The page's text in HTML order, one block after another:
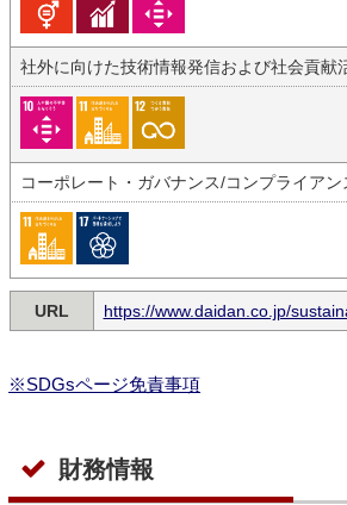
社外に向けた技術情報発信および社会貢献
コーポレート・ガバナンス/コンプライア
URL https://www.daidan.co.jp/
※SDGsページ免責事項
財務情報